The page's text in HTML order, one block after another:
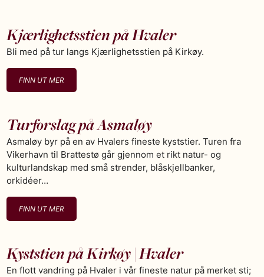
Kjærlighetsstien på Hvaler
Bli med på tur langs Kjærlighetsstien på Kirkøy.
FINN UT MER
Turforslag på Asmaløy
Asmaløy byr på en av Hvalers fineste kyststier. Turen fra
Vikerhavn til Brattestø går gjennom et rikt natur- og
kulturlandskap med små strender, blåskjellbanker,
orkidéer…
FINN UT MER
Kyststien på Kirkøy | Hvaler
En flott vandring på Hvaler i vår fineste natur på merket sti;